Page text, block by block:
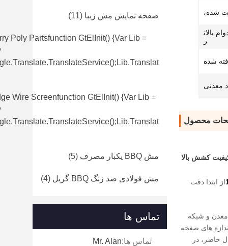
شده،
بالات
ر
شده
معدنی
محصول
کیفیت کشش بالا
از ابتدا دقت
معدن و شبکه
های صفحه
حاضر، در
صفحه نمایش مش زیبا (11)
Poly Partsfunction GtElInit() {var Lib =
Wire Screenfunction GtElInit() {var Lib =
مش BBQ یکبار مصرف (5)
مش فولادی ضد زنگ BBQ گریل (4)
تماس ها
تماس ها:Mr. Alan